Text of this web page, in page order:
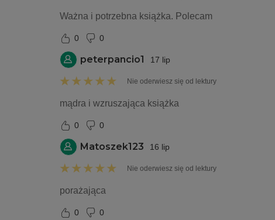
Ważna i potrzebna książka. Polecam
0 0
peterpancio1 17 lip
Nie oderwiesz się od lektury
mądra i wzruszająca książka
0 0
Matoszek123 16 lip
Nie oderwiesz się od lektury
porażająca
0 0